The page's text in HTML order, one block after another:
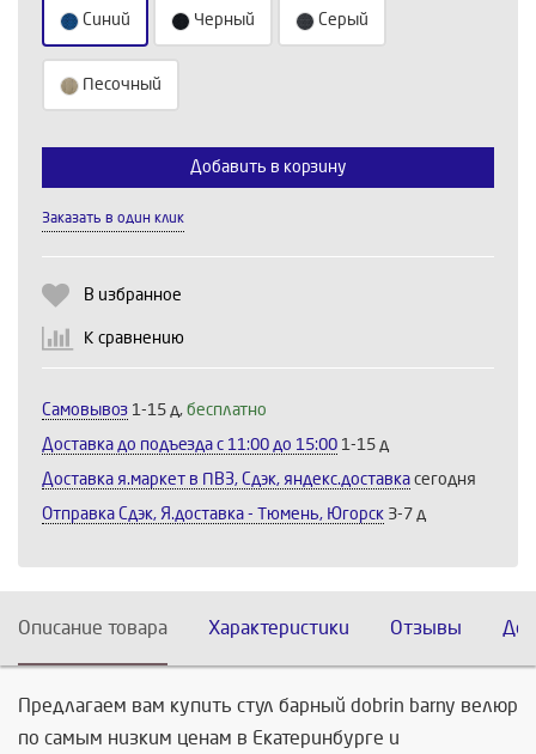
Синий Черный Серый
Песочный
Выберите количество:
Продолжить Отмена
Добавить в корзину
Заказать в один клик
В избранное
К сравнению
Самовывоз 1-15 д, бесплатно
Доставка до подъезда c 11:00 до 15:00 1-15 д
Доставка я.маркет в ПВЗ, Сдэк, яндекс.доставка сегодня
Отправка Сдэк, Я.доставка - Тюмень, Югорск 3-7 д
Описание товара Характеристики Отзывы
Предлагаем вам купить стул барный dobrin barny велюр
по самым низким ценам в Екатеринбурге и